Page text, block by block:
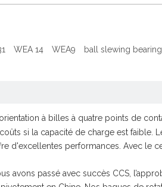
WEA 14 WEA9 ball slewing bearing
à billes à quatre points de
si la capacité de charge est faible.
d'excellentes performances. Avec le
passé avec succès CCS,